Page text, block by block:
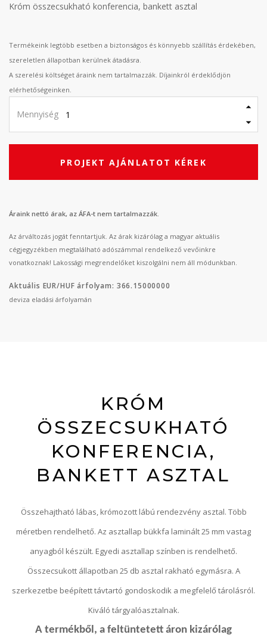
Króm összecsukható konferencia, bankett asztal
Termékeink legtöbb esetben a biztonságos és könnyebb szállítás érdekében,
szereletlen állapotban kerülnek átadásra.
A szerelési költséget áraink nem tartalmazzák. Díjainkról érdeklődjön
elérhetőségeinken.
Mennyiség
PROJEKT AJÁNLATOT KÉREK
Áraink nettó árak, az ÁFA-t nem tartalmazzák.
Az árváltozás jogát fenntartjuk. Az árak kizárólag a magyar aktuális
cégjegyzékben megtalálható adószámmal rendelkező vevőinkre
vonatkoznak! Lakossági megrendelőket kiszolgálni nem áll módunkban.
Aktuális EUR/HUF árfolyam: 366.15000000
deviza eladási árfolyamán
KRÓM
ÖSSZECSUKHATÓ
KONFERENCIA,
BANKETT ASZTAL
Összehajtható lábas, krómozott lábú rendezvény asztal. Több
méretben rendelhető. Az asztallap bükkfa laminált 25 mm vastag
anyagból készült. Egyedi asztallap színben is rendelhető.
Összecsukott állapotban 25 db asztal rakható egymásra. A
szerkezetbe beépített távtartó gondoskodik a megfelelő tárolásról.
Kiváló tárgyalóasztalnak.
A termékből, a feltüntetett áron kizárólag